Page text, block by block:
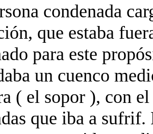
condenada
que estaba
para este
un cuenco
( el sopor ), con
que iba a sufrif.